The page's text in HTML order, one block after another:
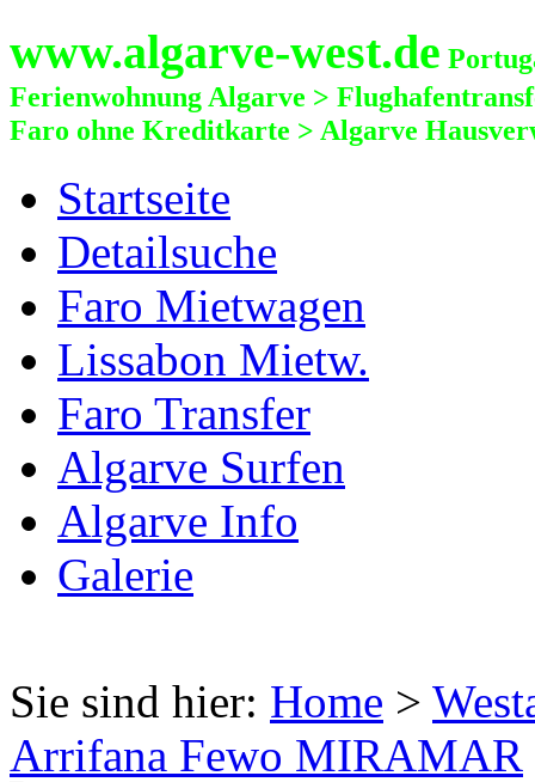
www.algarve-west.de
Ferienwohnung Algarve >
Faro ohne Kreditkarte > Algarve
Startseite
Detailsuche
Faro Mietwagen
Lissabon Mietw.
Faro Transfer
Algarve Surfen
Algarve Info
Galerie
Sie sind hier: Home >
Arrifana Fewo MIRAMAR